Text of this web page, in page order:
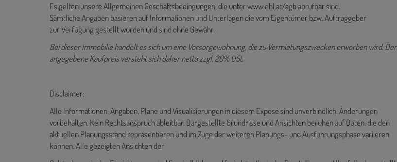
Es gelten unsere Allgemeinen Geschäftsbedingungen, die unter www.ehl.at/agb abrufbar sind.
Sämtliche Angaben basieren auf Informationen und Unterlagen die vom Eigentümer bzw. Auftraggeber
zur Verfügung gestellt wurden und sind ohne Gewähr.
Bei dieser Immobilie handelt es sich um eine Vorsorgewohnung, die zu Vermietungszwecken erworben wird. Der
angegebene Kaufpreis versteht sich daher netto zzgl. 20% USt.
Disclaimer:
Alle Informationen, Angaben, Pläne und Visualisierungen in diesem Exposé sind unverbindlich. Änderungen
vorbehalten. Kein Rechtsanspruch ableitbar. Dargestellte Grundrisse und Ansichten beruhen auf Daten, die den
aktuellen Planungsstand repräsentieren und im Zuge der weiteren Planungs- und Ausführungsphase variieren
können. Alle gezeigten Ansichten der